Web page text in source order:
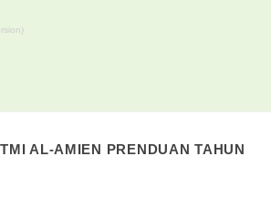
AL-AMIEN PRENDUAN TAHUN